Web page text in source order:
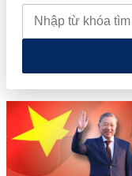
muốn mở rộng hợp tác
thái tài chính đến tham
"đòn bẩy vốn" như thế